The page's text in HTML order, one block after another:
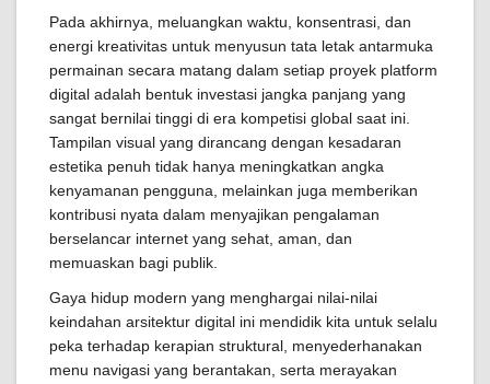
Pada akhirnya, meluangkan waktu, konsentrasi, dan
energi kreativitas untuk menyusun tata letak antarmuka
permainan secara matang dalam setiap proyek platform
digital adalah bentuk investasi jangka panjang yang
sangat bernilai tinggi di era kompetisi global saat ini.
Tampilan visual yang dirancang dengan kesadaran
estetika penuh tidak hanya meningkatkan angka
kenyamanan pengguna, melainkan juga memberikan
kontribusi nyata dalam menyajikan pengalaman
berselancar internet yang sehat, aman, dan
memuaskan bagi publik.
Gaya hidup modern yang menghargai nilai-nilai
keindahan arsitektur digital ini mendidik kita untuk selalu
peka terhadap kerapian struktural, menyederhanakan
menu navigasi yang berantakan, serta merayakan